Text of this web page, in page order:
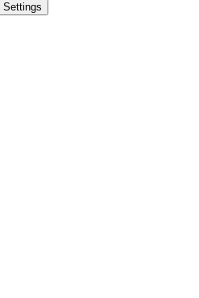
Settings